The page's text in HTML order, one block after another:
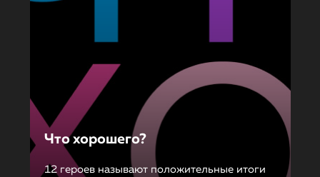
Что хорошего?
12 героев называют положительные итоги